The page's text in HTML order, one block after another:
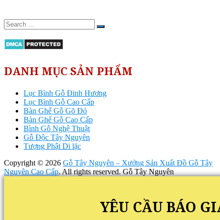
DANH MỤC SẢN PHẨM
Lục Bình Gỗ Đinh Hương
Lục Bình Gỗ Cao Cấp
Bàn Ghế Gỗ Gõ Đỏ
Bàn Ghế Gỗ Cao Cấp
Bình Gỗ Nghệ Thuật
Gỗ Độc Tây Nguyên
Tượng Phật Di lặc
Copyright © 2026 Gỗ Tây Nguyên – Xưởng Sản Xuất Đồ Gỗ Tây
Nguyên Cao Cấp. All rights reserved. Gỗ Tây Nguyên
YÊU CẦU BÁO